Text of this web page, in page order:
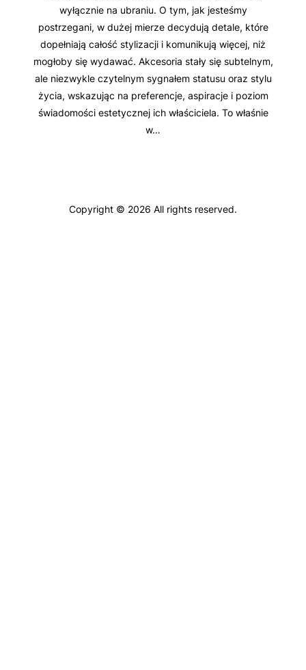
wyłącznie na ubraniu. O tym, jak jesteśmy
postrzegani, w dużej mierze decydują detale, które
dopełniają całość stylizacji i komunikują więcej, niż
mogłoby się wydawać. Akcesoria stały się subtelnym,
ale niezwykle czytelnym sygnałem statusu oraz stylu
życia, wskazując na preferencje, aspiracje i poziom
świadomości estetycznej ich właściciela. To właśnie
w…
Copyright © 2026 All rights reserved.